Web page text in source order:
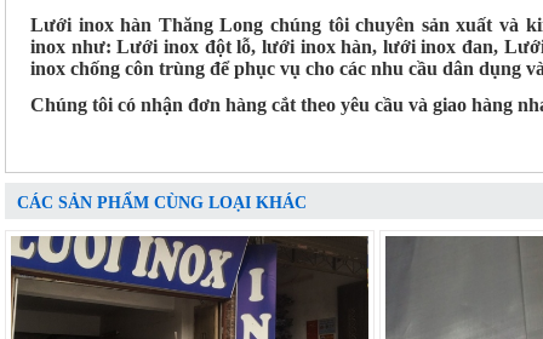
Lưới inox hàn Thăng Long chúng tôi chuyên sản xuất và
inox như: Lưới inox đột lỗ, lưới inox hàn, lưới inox đan,
inox chống côn trùng để phục vụ cho các nhu cầu dân dụng
Chúng tôi có nhận đơn hàng cắt theo yêu cầu và giao hàng
CÁC SẢN PHẨM CÙNG LOẠI KHÁC